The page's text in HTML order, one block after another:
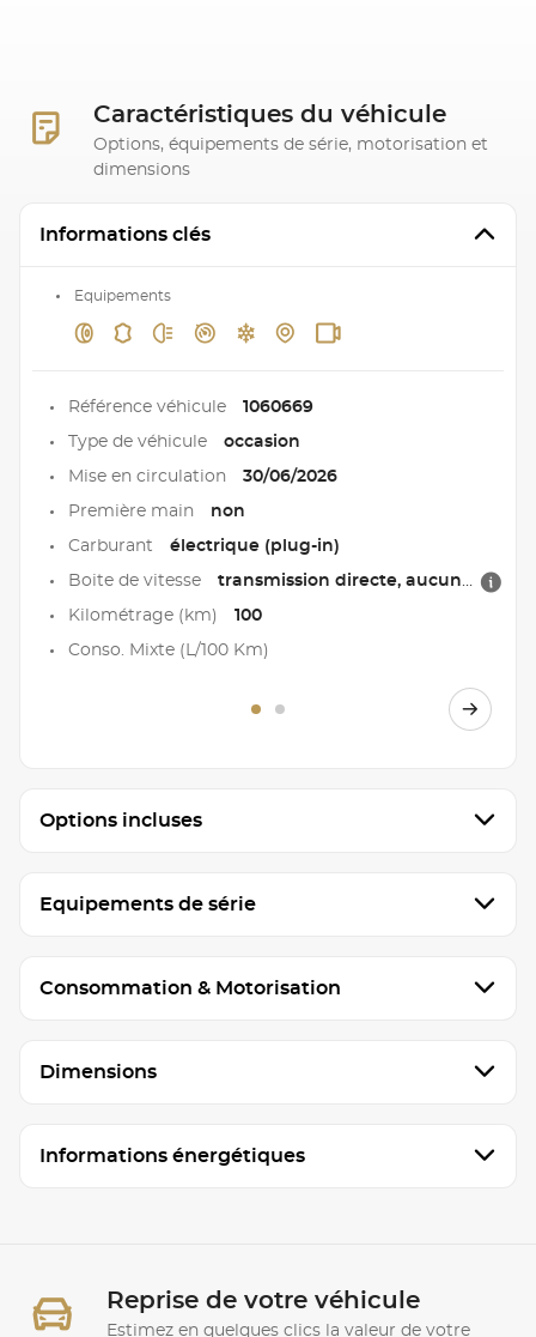
Caractéristiques du véhicule
Options, équipements de série, motorisation et
dimensions
Informations clés
Equipements
Référence véhicule 1060669
Type de véhicule occasion
Mise en circulation 30/06/2026
Première main non
Carburant électrique (plug-in)
Boite de vitesse transmission directe, aucune boîte
Kilométrage (km) 100
Conso. Mixte (L/100 Km)
Options incluses
Equipements de série
Consommation & Motorisation
Dimensions
Informations énergétiques
Reprise de votre véhicule
Estimez en quelques clics la valeur de votre